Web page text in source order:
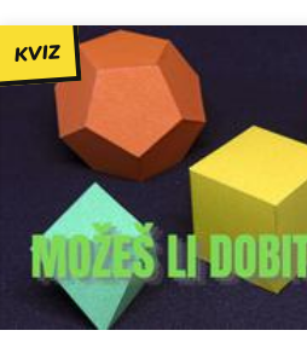
KVIZ